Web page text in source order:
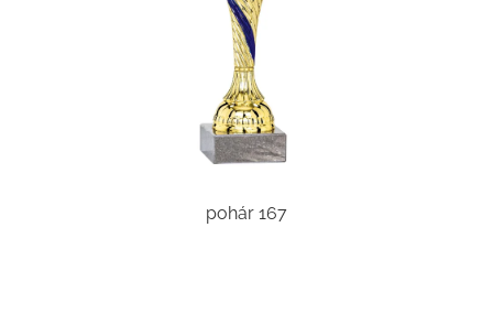
pohár 167